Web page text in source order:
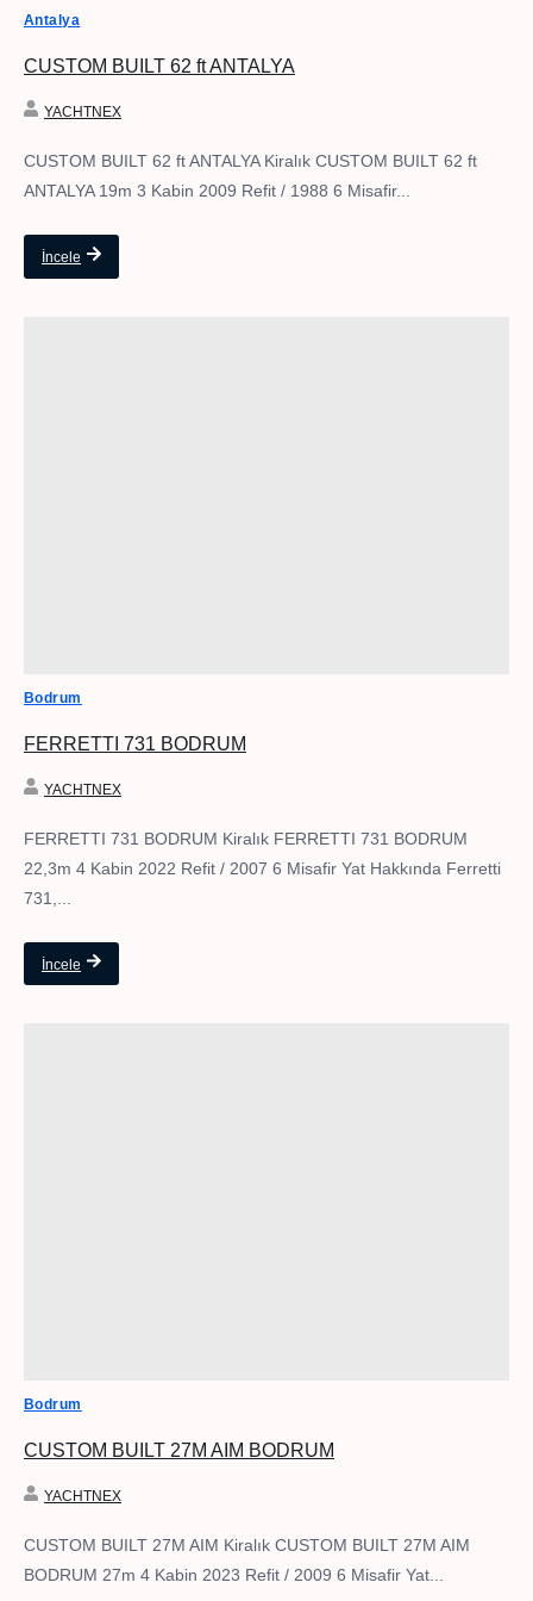
Antalya
CUSTOM BUILT 62 ft ANTALYA
YACHTNEX
CUSTOM BUILT 62 ft ANTALYA Kiralık CUSTOM BUILT 62 ft
ANTALYA 19m 3 Kabin 2009 Refit / 1988 6 Misafir...
İncele
Bodrum
FERRETTI 731 BODRUM
YACHTNEX
FERRETTI 731 BODRUM Kiralık FERRETTI 731 BODRUM
22,3m 4 Kabin 2022 Refit / 2007 6 Misafir Yat Hakkında Ferretti
731,...
İncele
Bodrum
CUSTOM BUILT 27M AIM BODRUM
YACHTNEX
CUSTOM BUILT 27M AIM Kiralık CUSTOM BUILT 27M AIM
BODRUM 27m 4 Kabin 2023 Refit / 2009 6 Misafir Yat...